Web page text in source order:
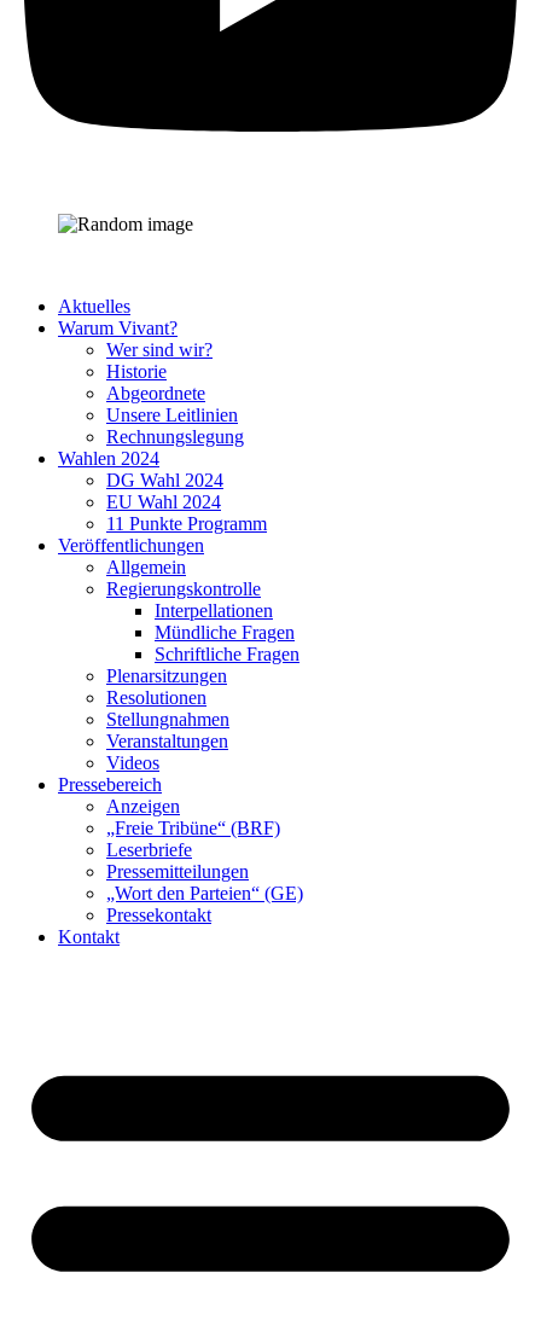
Aktuelles
Warum Vivant?
Wer sind wir?
Historie
Abgeordnete
Unsere Leitlinien
Rechnungslegung
Wahlen 2024
DG Wahl 2024
EU Wahl 2024
11 Punkte Programm
Veröffentlichungen
Allgemein
Regierungskontrolle
Interpellationen
Mündliche Fragen
Schriftliche Fragen
Plenarsitzungen
Resolutionen
Stellungnahmen
Veranstaltungen
Videos
Pressebereich
Anzeigen
„Freie Tribüne“ (BRF)
Leserbriefe
Pressemitteilungen
„Wort den Parteien“ (GE)
Pressekontakt
Kontakt